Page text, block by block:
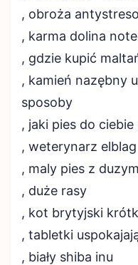
, obroża
, karma dolina
, gdzie kupić
, kamień nazębny
sposoby
, jaki pies do ciebie
, weterynarz elblag
, maly pies z
, duże rasy
, kot brytyjski
, tabletki
, biały shiba inu